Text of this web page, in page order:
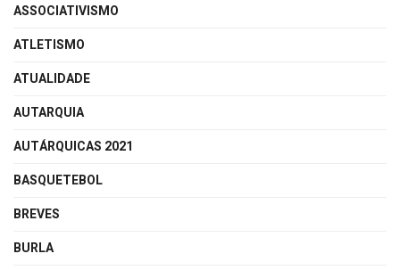
ASSOCIATIVISMO
ATLETISMO
ATUALIDADE
AUTARQUIA
AUTÁRQUICAS 2021
BASQUETEBOL
BREVES
BURLA